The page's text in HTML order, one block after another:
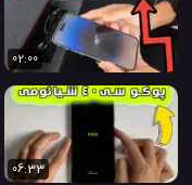
02:00
06:33